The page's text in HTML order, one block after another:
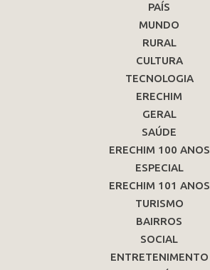
PAÍS
MUNDO
RURAL
CULTURA
TECNOLOGIA
ERECHIM
GERAL
SAÚDE
ERECHIM 100 ANOS
ESPECIAL
ERECHIM 101 ANOS
TURISMO
BAIRROS
SOCIAL
ENTRETENIMENTO